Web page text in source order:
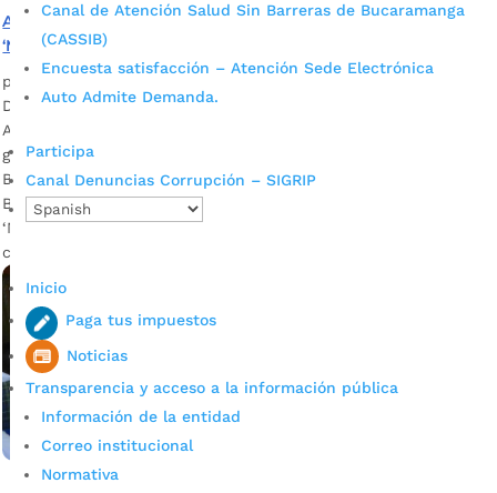
Canal de Atención Salud Sin Barreras de Bucaramanga
(CASSIB)
Encuesta satisfacción – Atención Sede Electrónica
Auto Admite Demanda.
Participa
Canal Denuncias Corrupción – SIGRIP
Inicio
Paga tus impuestos
Noticias
Transparencia y acceso a la información pública
Información de la entidad
Correo institucional
Normativa
Alcaldía de Bucaramanga participó en el Primer Foro
‘Mujeres Policías que inspiran’
por
Durante el evento, se ratificó el compromiso de la
Administración Municipal con la prevención en violencia de
género. Natalia Durán – Secretaria de Desarrollo Social de
Bucaramanga Descargar audios La Alcaldía de
Bucaramanga participó este lunes en el Primer Foro
‘Mujeres Policías que inspiran’ –realizado a propósito de la
conmemoración del Día de la Mujer–, […]